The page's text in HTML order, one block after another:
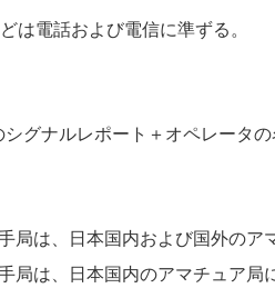
電話および電信に準ずる。
グナルレポート＋オペレータの
は、日本国内および国外のア
は、日本国内のアマチュア局